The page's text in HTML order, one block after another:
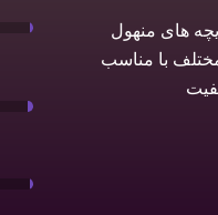
های منهول
با مناسب